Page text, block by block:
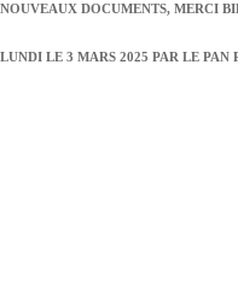
NOUVEAUX DOCUMENTS, MERCI
LUNDI LE 3 MARS 2025 PAR LE PAN